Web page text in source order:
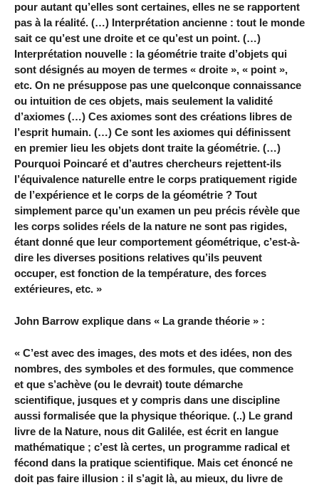
pour autant qu’elles sont certaines, elles ne se rapportent
pas à la réalité. (…) Interprétation ancienne : tout le monde
sait ce qu’est une droite et ce qu’est un point. (…)
Interprétation nouvelle : la géométrie traite d’objets qui
sont désignés au moyen de termes « droite », « point »,
etc. On ne présuppose pas une quelconque connaissance
ou intuition de ces objets, mais seulement la validité
d’axiomes (…) Ces axiomes sont des créations libres de
l’esprit humain. (…) Ce sont les axiomes qui définissent
en premier lieu les objets dont traite la géométrie. (…)
Pourquoi Poincaré et d’autres chercheurs rejettent-ils
l’équivalence naturelle entre le corps pratiquement rigide
de l’expérience et le corps de la géométrie ? Tout
simplement parce qu’un examen un peu précis révèle que
les corps solides réels de la nature ne sont pas rigides,
étant donné que leur comportement géométrique, c’est-à-
dire les diverses positions relatives qu’ils peuvent
occuper, est fonction de la température, des forces
extérieures, etc. »
John Barrow explique dans « La grande théorie » :
« C’est avec des images, des mots et des idées, non des
nombres, des symboles et des formules, que commence
et que s’achève (ou le devrait) toute démarche
scientifique, jusques et y compris dans une discipline
aussi formalisée que la physique théorique. (..) Le grand
livre de la Nature, nous dit Galilée, est écrit en langue
mathématique ; c’est là certes, un programme radical et
fécond dans la pratique scientifique. Mais cet énoncé ne
doit pas faire illusion : il s’agit là, au mieux, du livre de